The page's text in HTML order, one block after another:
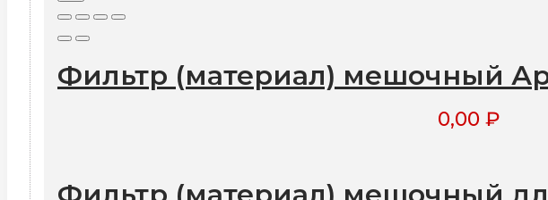
Фильтр (материал) мешочный
0,00 ₽